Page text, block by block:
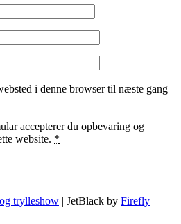
i denne browser til næste gang
accepterer du opbevaring og
website. *
trylleshow | JetBlack by Firefly